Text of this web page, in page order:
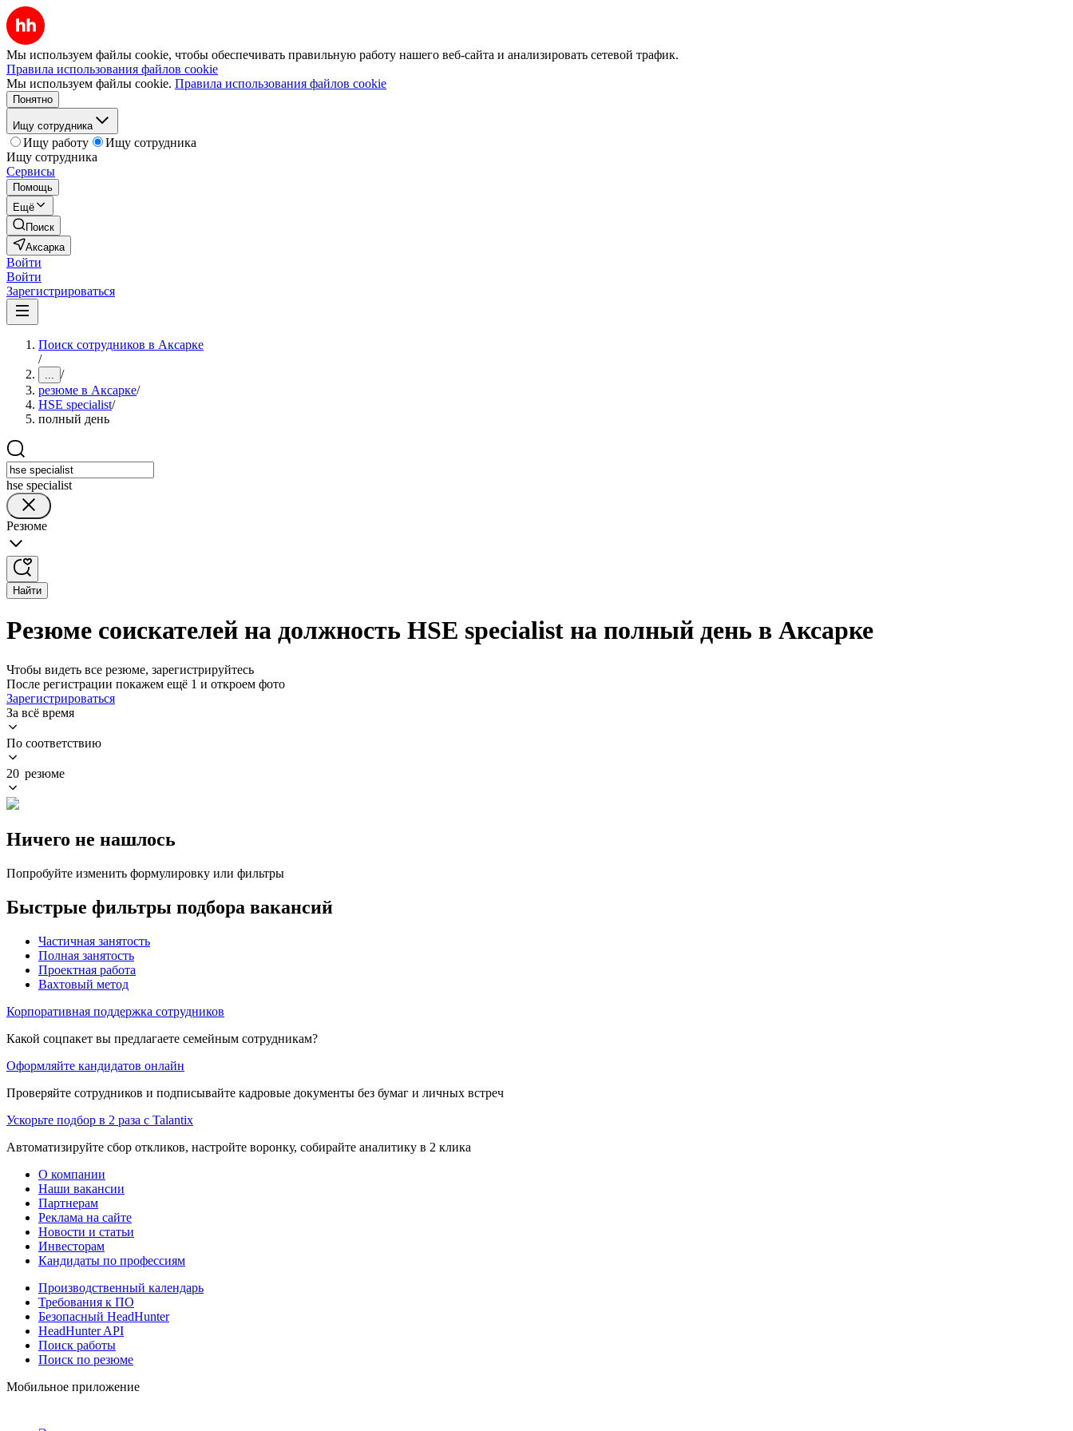
Мы используем файлы cookie, чтобы обеспечивать правильную работу нашего веб-сайта и анализировать сетевой трафик.
Правила использования файлов cookie
Мы используем файлы cookie. Правила использования файлов cookie
Понятно
Ищу сотрудника
Ищу работу
Ищу сотрудника
Ищу сотрудника
Сервисы
Помощь
Ещё
Поиск
Аксарка
Войти
Войти
Зарегистрироваться
Поиск сотрудников в Аксарке
/
... /
резюме в Аксарке/
HSE specialist/
полный день
hse specialist
Резюме
Найти
Резюме соискателей на должность HSE specialist на полный день в Аксарке
Чтобы видеть все резюме, зарегистрируйтесь
После регистрации покажем ещё 1 и откроем фото
Зарегистрироваться
За всё время
По соответствию
20 резюме
Ничего не нашлось
Попробуйте изменить формулировку или фильтры
Быстрые фильтры подбора вакансий
Частичная занятость
Полная занятость
Проектная работа
Вахтовый метод
Корпоративная поддержка сотрудников
Какой соцпакет вы предлагаете семейным сотрудникам?
Оформляйте кандидатов онлайн
Проверяйте сотрудников и подписывайте кадровые документы без бумаг и личных встреч
Ускорьте подбор в 2 раза с Talantix
Автоматизируйте сбор откликов, настройте воронку, собирайте аналитику в 2 клика
О компании
Наши вакансии
Партнерам
Реклама на сайте
Новости и статьи
Инвесторам
Кандидаты по профессиям
Производственный календарь
Требования к ПО
Безопасный HeadHunter
HeadHunter API
Поиск работы
Поиск по резюме
Мобильное приложение